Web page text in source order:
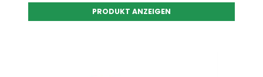
PRODUKT ANZEIGEN